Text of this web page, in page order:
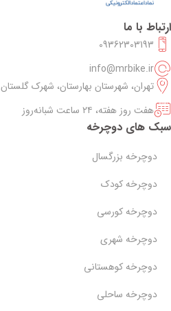
ارتباط با ما
09362303193
info@mrbike.ir
تهران، شهرستان بهارستان، شهرک گلستان
هفت روز هفته، ۲۴ ساعت شبانه‌روز
سبک های دوچرخه
دوچرخه بزرگسال
دوچرخه کودک
دوچرخه کورسی
دوچرخه شهری
دوچرخه کوهستانی
دوچرخه ساحلی